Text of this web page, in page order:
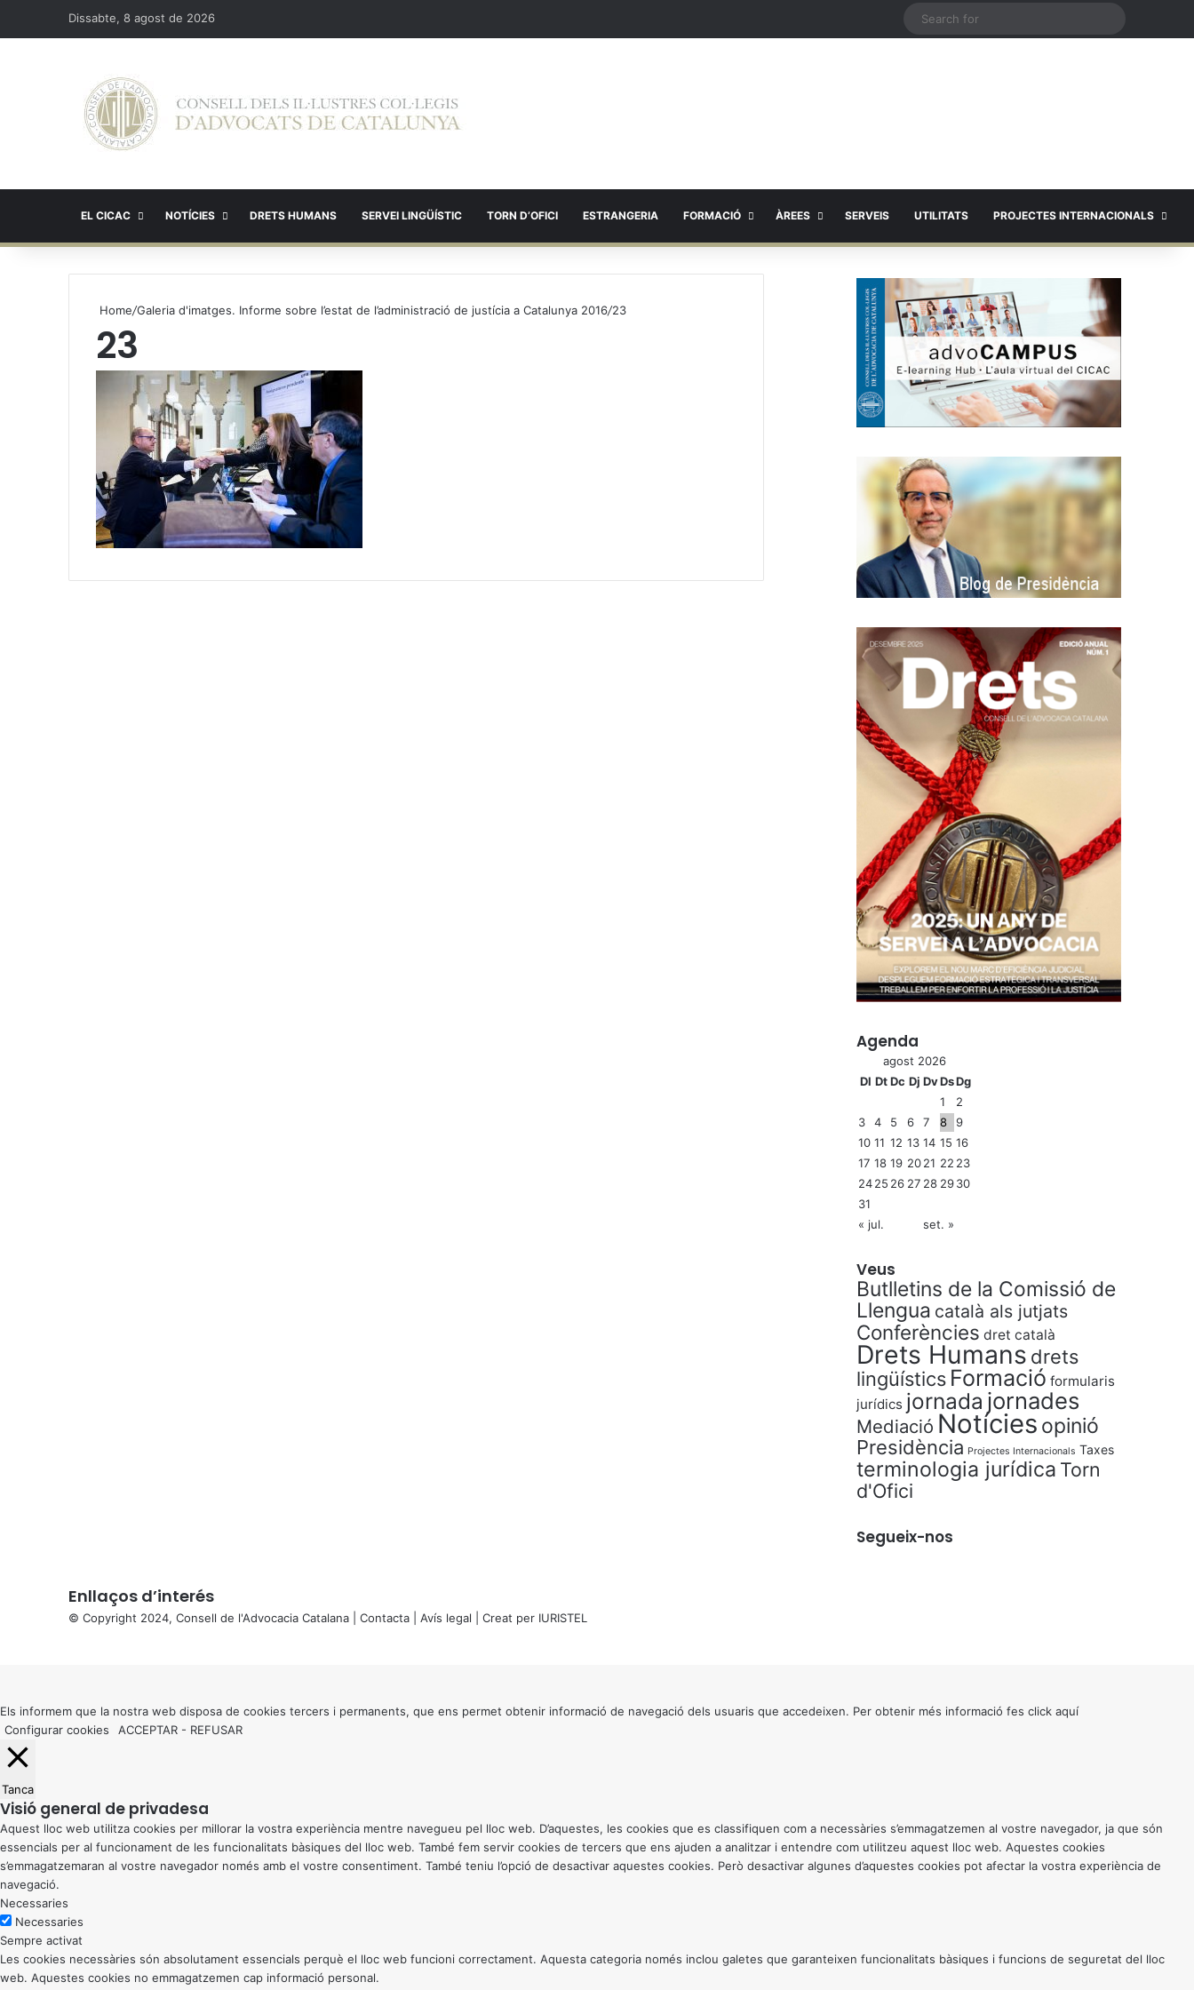
Dissabte, 8 agost de 2026
EL CICAC NOTÍCIES DRETS HUMANS SERVEI LINGÜÍSTIC TORN D’OFICI ESTRANGERIA FORMACIÓ ÀREES SERVEIS UTILITATS PROJECTES INTERNACIONALS
Home/Galeria d'imatges. Informe sobre l’estat de l’administració de justícia a Catalunya 2016/23
23
Agenda
agost 2026
Dl Dt Dc Dj DvDsDg
1
2
3
4 5 6 7 8
9
10 11 12 13 14 15 16
17 18 19 2021 22 23
2425 26 27 28 2930
31
« jul.
set. »
Veus
Butlletins de la Comissió de
Llengua català als jutjats
Conferències dret català
Drets Humans drets
lingüístics Formació formularis
jurídics jornada jornades
Mediació Notícies opinió
Presidència Projectes Internacionals Taxes
terminologia jurídica Torn
d'Ofici
Segueix-nos
Enllaços d’interés
© Copyright 2024, Consell de l'Advocacia Catalana | Contacta Avís legal | Creat per IURISTEL
button
Els informem que la nostra web disposa de cookies tercers i permanents, que ens permet obtenir informació de navegació dels usuaris que accedeixen. Per obtenir més informació fes click aquí
Configurar cookies
ACCEPTAR - REFUSAR
Tanca
Visió general de privadesa
Aquest lloc web utilitza cookies per millorar la vostra experiència mentre navegueu pel lloc web. D’aquestes, les cookies que es classifiquen com a necessàries s’emmagatzemen al vostre navegador, ja que són
essencials per al funcionament de les funcionalitats bàsiques del lloc web. També fem servir cookies de tercers que ens ajuden a analitzar i entendre com utilitzeu aquest lloc web. Aquestes cookies
s’emmagatzemaran al vostre navegador només amb el vostre consentiment. També teniu l’opció de desactivar aquestes cookies. Però desactivar algunes d’aquestes cookies pot afectar la vostra experiència de
navegació.
Necessaries
Necessaries
Sempre activat
Les cookies necessàries són absolutament essencials perquè el lloc web funcioni correctament. Aquesta categoria només inclou galetes que garanteixen funcionalitats bàsiques i funcions de seguretat del lloc
web. Aquestes cookies no emmagatzemen cap informació personal.